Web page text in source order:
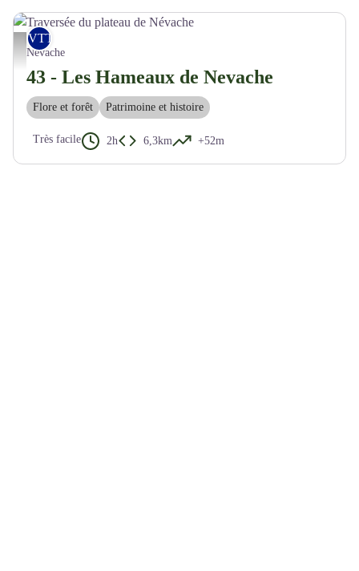
Traversée du plateau de Névache - M. Buffet
VTT
Névache
43 - Les Hameaux de Nevache
Flore et forêt Patrimoine et histoire
Très facile 2h 6,3km +52m